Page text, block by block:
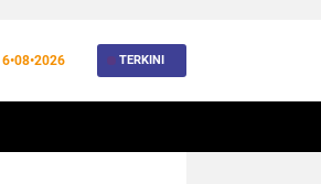
6•08•2026 TERKINI